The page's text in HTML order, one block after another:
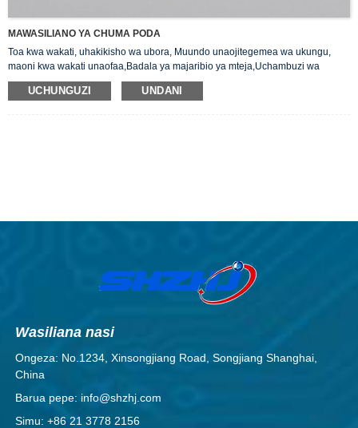
MAWASILIANO YA CHUMA PODA
Toa kwa wakati, uhakikisho wa ubora, Muundo unaojitegemea wa ukungu,
maoni kwa wakati unaofaa,Badala ya majaribio ya mteja,Uchambuzi wa
muundo bora.
UCHUNGUZI UNDANI
Wasiliana nasi
Ongeza: No.1234, Xinsongjiang Road, Songjiang Shanghai,
China
Barua pepe: info@shzhj.com
Simu: +86 21 3778 2156